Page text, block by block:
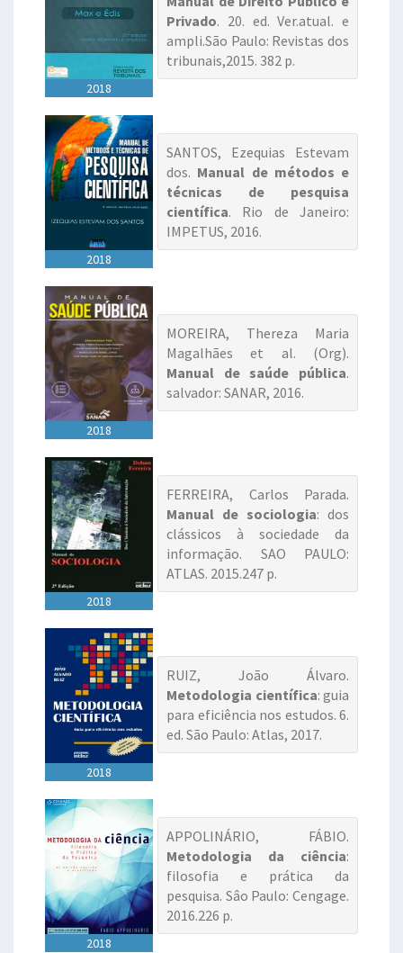
2018
Privado. 20. ed. Ver.atual. e
ampli.São Paulo: Revistas dos
tribunais,2015. 382 p.
2018
SANTOS, Ezequias Estevam
dos. Manual de métodos e
técnicas de pesquisa
científica. Rio de Janeiro:
IMPETUS, 2016.
2018
MOREIRA, Thereza Maria
Magalhães et al. (Org).
Manual de saúde pública.
salvador: SANAR, 2016.
2018
FERREIRA, Carlos Parada.
Manual de sociologia: dos
clássicos à sociedade da
informação. SAO PAULO:
ATLAS. 2015.247 p.
2018
RUIZ, João Álvaro.
Metodologia científica: guia
para eficiência nos estudos. 6.
ed. São Paulo: Atlas, 2017.
2018
APPOLINÁRIO, FÁBIO.
Metodologia da ciência:
filosofia e prática da
pesquisa. Sâo Paulo: Cengage.
2016.226 p.